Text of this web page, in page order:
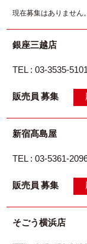
現在募集はありません。
銀座三越店
TEL : 03-3535-5101
販売員 募集
新宿髙島屋
TEL : 03-5361-
販売員 募集
そごう横浜店